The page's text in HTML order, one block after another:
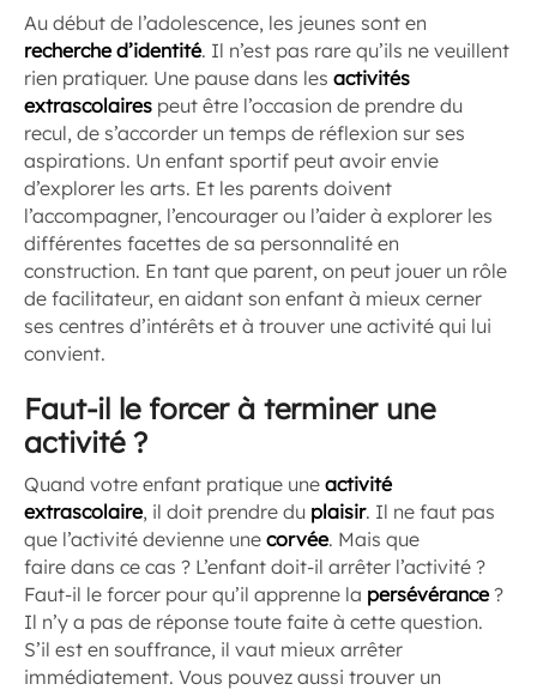
Au début de l’adolescence, les jeunes sont en
recherche d’identité. Il n’est pas rare qu’ils ne veuillent
rien pratiquer. Une pause dans les activités
extrascolaires peut être l’occasion de prendre du
recul, de s’accorder un temps de réflexion sur ses
aspirations. Un enfant sportif peut avoir envie
d’explorer les arts. Et les parents doivent
l’accompagner, l’encourager ou l’aider à explorer les
différentes facettes de sa personnalité en
construction. En tant que parent, on peut jouer un rôle
de facilitateur, en aidant son enfant à mieux cerner
ses centres d’intérêts et à trouver une activité qui lui
convient.
Faut-il le forcer à terminer une
activité ?
Quand votre enfant pratique une activité
extrascolaire, il doit prendre du plaisir. Il ne faut pas
que l’activité devienne une corvée. Mais que
faire dans ce cas ? L’enfant doit-il arrêter l’activité ?
Faut-il le forcer pour qu’il apprenne la persévérance?
Il n’y a pas de réponse toute faite à cette question.
S’il est en souffrance, il vaut mieux arrêter
immédiatement. Vous pouvez aussi trouver un